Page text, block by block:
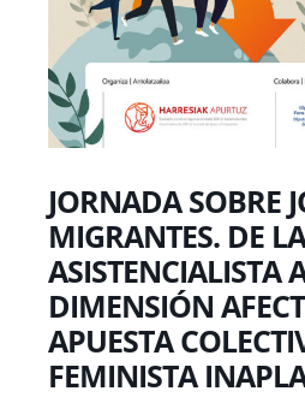
JORNADA SOBRE
MIGRANTES. DE
ASISTENCIALISTA
DIMENSIÓN
APUESTA
FEMINISTA